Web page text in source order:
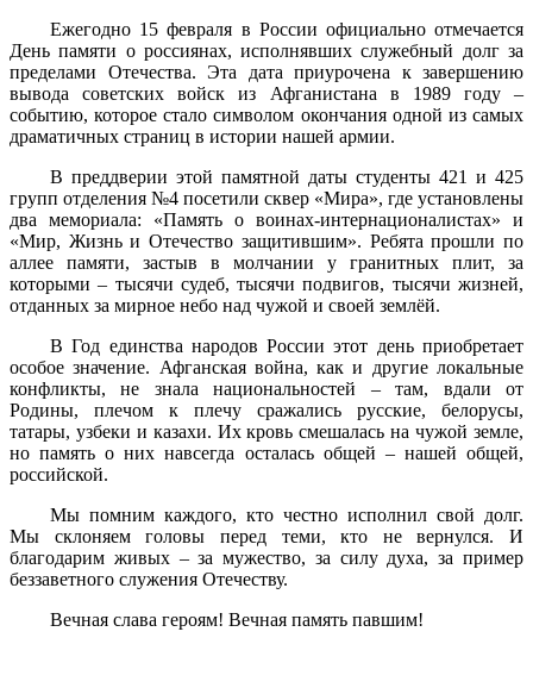
Ежегодно 15 февраля в России официально отмечается
День памяти о россиянах, исполнявших служебный долг за
пределами Отечества. Эта дата приурочена к завершению
вывода советских войск из Афганистана в 1989 году –
событию, которое стало символом окончания одной из самых
драматичных страниц в истории нашей армии.
В преддверии этой памятной даты студенты 421 и 425
групп отделения №4 посетили сквер «Мира», где установлены
два мемориала: «Память о воинах-интернационалистах» и
«Мир, Жизнь и Отечество защитившим». Ребята прошли по
аллее памяти, застыв в молчании у гранитных плит, за
которыми – тысячи судеб, тысячи подвигов, тысячи жизней,
отданных за мирное небо над чужой и своей землёй.
В Год единства народов России этот день приобретает
особое значение. Афганская война, как и другие локальные
конфликты, не знала национальностей – там, вдали от
Родины, плечом к плечу сражались русские, белорусы,
татары, узбеки и казахи. Их кровь смешалась на чужой земле,
но память о них навсегда осталась общей – нашей общей,
российской.
Мы помним каждого, кто честно исполнил свой долг.
Мы склоняем головы перед теми, кто не вернулся. И
благодарим живых – за мужество, за силу духа, за пример
беззаветного служения Отечеству.
Вечная слава героям! Вечная память павшим!